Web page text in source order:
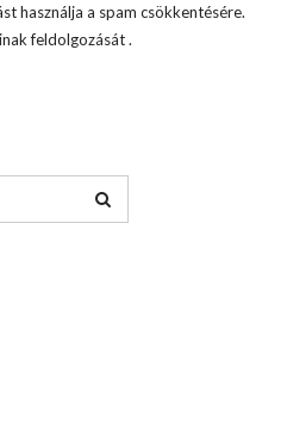
használja a spam csökkentésére.
feldolgozását.